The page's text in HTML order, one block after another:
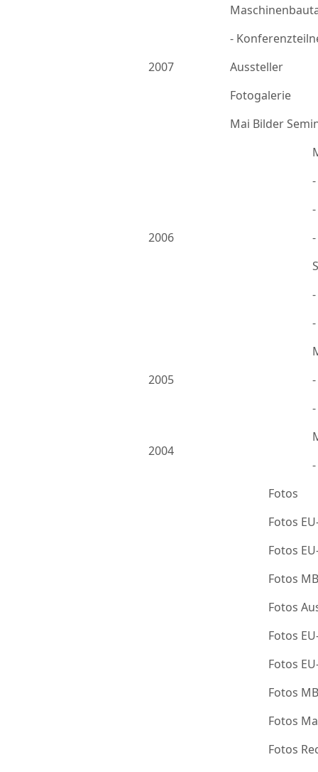
2007
-
Aussteller
Fotogalerie
Mai Bilder
2006
2005
2004
Fotos
Fotos
Fotos
Fotos
Fotos
Fotos
Fotos
Fotos
Fotos
Fotos